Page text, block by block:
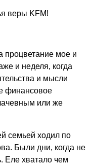
веры KFM!
процветание мое и
и неделя, когда
и мысли
финансовое
или же
семьей ходил по
Были дни, когда не
Еле хватало чем